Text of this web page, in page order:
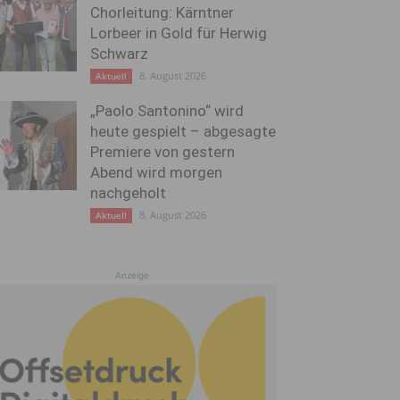
Chorleitung: Kärntner
Lorbeer in Gold für Herwig
Schwarz
Aktuell 8. August 2026
„Paolo Santonino“ wird
heute gespielt – abgesagte
Premiere von gestern
Abend wird morgen
nachgeholt
Aktuell 8. August 2026
Anzeige